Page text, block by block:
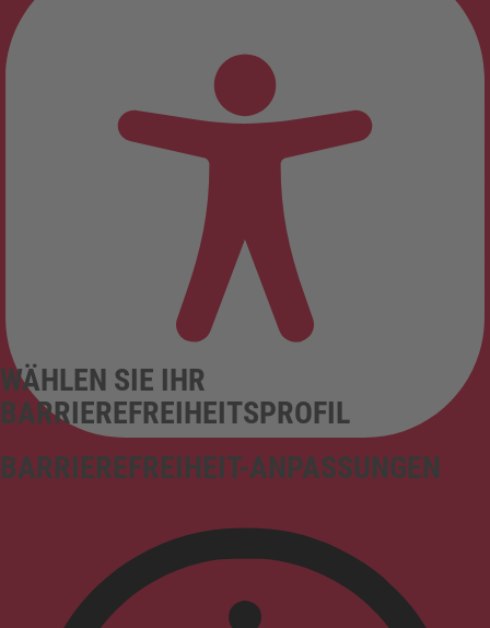
BARRIEREFREIHEIT-ANPASSUNGEN
WÄHLEN SIE IHR
BARRIEREFREIHEITSPROFIL